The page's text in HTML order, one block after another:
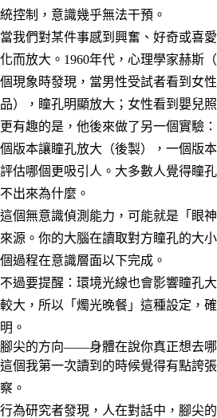
統控制，意識幾乎無法干預。
當我們對某件事感到興奮、好奇或喜
化而放大。1960年代，心理學家赫斯
個現象時發現，當男性受試者看到女
品），瞳孔明顯放大；女性看到嬰兒
更有趣的是，他後來做了另一個實驗
個版本讓瞳孔放大（後製），一個版
評估哪個更吸引人。大多數人覺得瞳
不出來為什麼。
這個無意識偵測能力，可能就是「眼
來源。你的大腦在讀取對方瞳孔的大
個過程在意識層面以下完成。
不過要提醒：環境光線也會影響瞳孔
較大，所以「燭光晚餐」這種設定，
明。
腳尖的方向——身體在說你真正想去哪
這個我第一次讀到的時候覺得有點誇
察。
行為研究者發現，人在對話中，腳尖